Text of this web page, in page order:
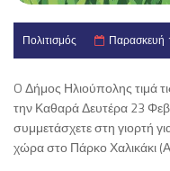
Πολιτισμός Παρασκευή
O Δήμος Ηλιούπολης τιμά
την Καθαρά Δευτέρα 23
συμμετάσχετε στη
χώρα στο Πάρκο Χαλικάκι